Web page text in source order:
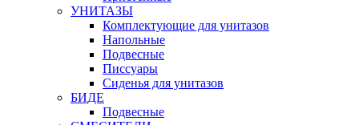
УНИТАЗЫ
Комплектующие для унитазов
Напольные
Подвесные
Писсуары
Сиденья для унитазов
БИДЕ
Подвесные